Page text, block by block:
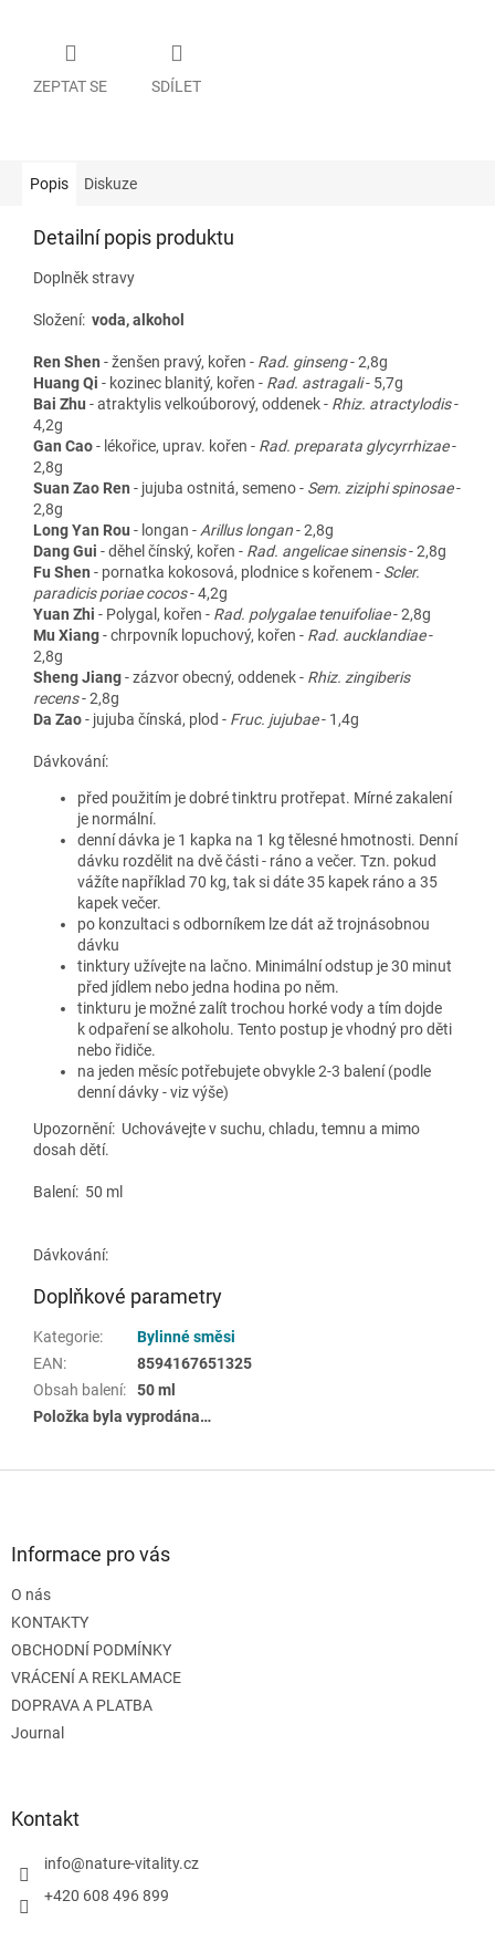
ZEPTAT SE SDÍLET
Popis Diskuze
Detailní popis produktu
Doplněk stravy
Složení: voda, alkohol
Ren Shen -ženšen pravý, kořen - Rad. ginseng- 2,8g
Huang Qi - kozinec blanitý, kořen - Rad. astragali- 5,7g
Bai Zhu -atraktylis velkoúborový, oddenek- Rhiz. atractylodis-
4,2g
Gan Cao- lékořice, uprav. kořen - Rad. preparata glycyrrhizae-
2,8g
Suan Zao Ren - jujuba ostnitá, semeno- Sem. ziziphi spinosae-
2,8g
Long Yan Rou - l ongan - Arillus longan- 2,8g
Dang Gui -děhel čínský, kořen - Rad. angelicae sinensis- 2,8g
Fu Shen - pornatka kokosová, plodnice s kořenem- Scler.
paradicis poriae cocos- 4,2g
Yuan Zhi - Polygal, kořen - Rad. polygalae tenuifoliae- 2,8g
Mu Xiang-chrpovník lopuchový, kořen - Rad. aucklandiae-
2,8g
Sheng Jiang-zázvor obecný, oddenek- Rhiz. zingiberis
recens- 2,8g
Da Zao- jujuba čínská, plod - Fruc. jujubae- 1,4g
Dávkování:
před použitím je dobré tinktru protřepat. Mírné zakalení
je normální.
denní dávka je 1 kapka na 1 kg tělesné hmotnosti. Denní
dávku rozdělit na dvě části - ráno a večer. Tzn. pokud
vážíte například 70 kg, tak si dáte 35 kapek ráno a 35
kapek večer.
po konzultaci s odborníkem lze dát až trojnásobnou
dávku
tinktury užívejte na lačno. Minimální odstup je 30 minut
před jídlem nebo jedna hodina po něm.
tinkturu je možné zalít trochou horké vody a tím dojde
k odpaření se alkoholu. Tento postup je vhodný pro děti
nebo řidiče.
na jeden měsíc potřebujete obvykle 2-3 balení (podle
denní dávky - viz výše)
Upozornění: Uchovávejte v suchu, chladu, temnu a mimo
dosah dětí.
Balení: 50 ml
Dávkování:
Doplňkové parametry
Kategorie:
Bylinné směsi
EAN:
8594167651325
Obsah balení:
50 ml
Položka byla vyprodána…
Informace pro vás
O nás
KONTAKTY
OBCHODNÍ PODMÍNKY
VRÁCENÍ A REKLAMACE
DOPRAVA A PLATBA
Journal
Kontakt
info@nature-vitality.cz
+420 608 496 899